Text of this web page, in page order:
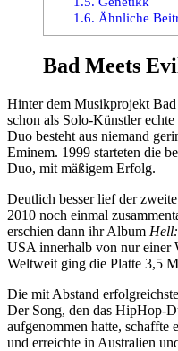
1.6. Ähnliche
Bad Meets
Hinter dem Musikprojekt
schon als Solo-Künstler
Duo besteht aus niemand
Eminem. 1999 starteten die
Duo, mit mäßigem Erfolg.
Deutlich besser lief der
2010 noch einmal
erschien dann ihr Album
USA innerhalb von nur einer
Weltweit ging die Platte 3,5
Die mit Abstand
Der Song, den das HipHop-
aufgenommen hatte, schaffte
und erreichte in Australien